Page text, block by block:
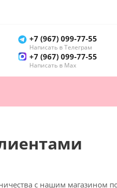
+7 (967) 099-77-55
Написать в Телеграм
+7 (967) 099-77-55
Написать в Мах
с нашим магазином